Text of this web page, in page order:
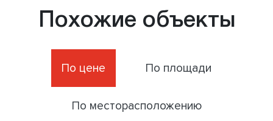
Похожие объекты
По цене По площади
По месторасположению